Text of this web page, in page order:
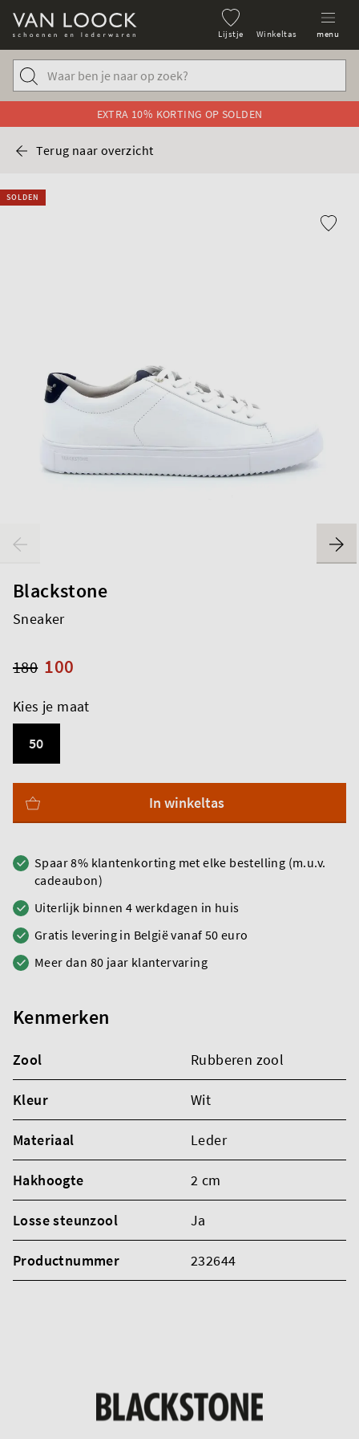
Lijstje Winkeltas menu
EXTRA 10% KORTING OP SOLDEN
Terug naar overzicht
SOLDEN
Blackstone
Sneaker
100
180
Kies je maat
50
In winkeltas
Spaar 8% klantenkorting met elke bestelling (m.u.v.
cadeaubon)
Uiterlijk binnen 4 werkdagen in huis
Gratis levering in België vanaf 50 euro
Meer dan 80 jaar klantervaring
Kenmerken
Zool Rubberen zool
Kleur Wit
Materiaal Leder
Hakhoogte 2 cm
Losse steunzool Ja
Productnummer 232644